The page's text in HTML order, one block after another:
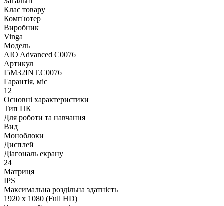
Клас товару
Комп'ютер
Виробник
Vinga
Модель
AIO Advanced C0076
Артикул
I5M32INT.C0076
Гарантія, міс
12
Основні характеристики
Тип ПК
Для роботи та навчання
Вид
Моноблоки
Дисплей
Діагональ екрану
24
Матриця
IPS
Максимальна роздільна здатність
1920 x 1080 (Full HD)